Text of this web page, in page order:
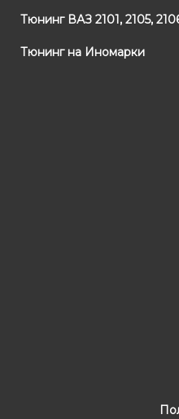
Тюнинг ВАЗ 2101, 2105,
Тюнинг на Иномарки